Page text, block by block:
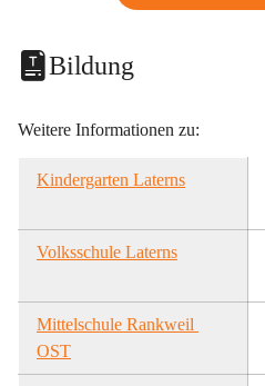
Bildung
Weitere Informationen zu:
Kindergarten Laterns
Volksschule Laterns
Mittelschule Rankweil
OST